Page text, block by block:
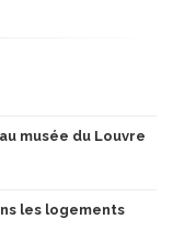
musée du Louvre
les logements